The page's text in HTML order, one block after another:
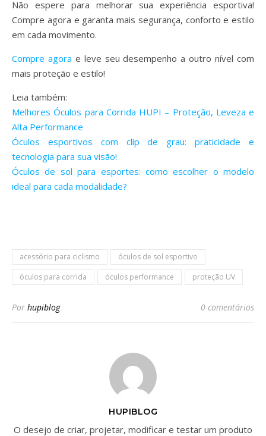
Não espere para melhorar sua experiência esportiva!
Compre agora e garanta mais segurança, conforto e estilo
em cada movimento.
Compre agora e leve seu desempenho a outro nível com
mais proteção e estilo!
Leia também:
Melhores Óculos para Corrida HUPI – Proteção, Leveza e
Alta Performance
Óculos esportivos com clip de grau: praticidade e
tecnologia para sua visão!
Óculos de sol para esportes: como escolher o modelo
ideal para cada modalidade?
acessório para ciclismo
óculos de sol esportivo
óculos para corrida
óculos performance proteção UV
Por hupiblog 0 comentários
HUPIBLOG
O desejo de criar, projetar, modificar e testar um produto